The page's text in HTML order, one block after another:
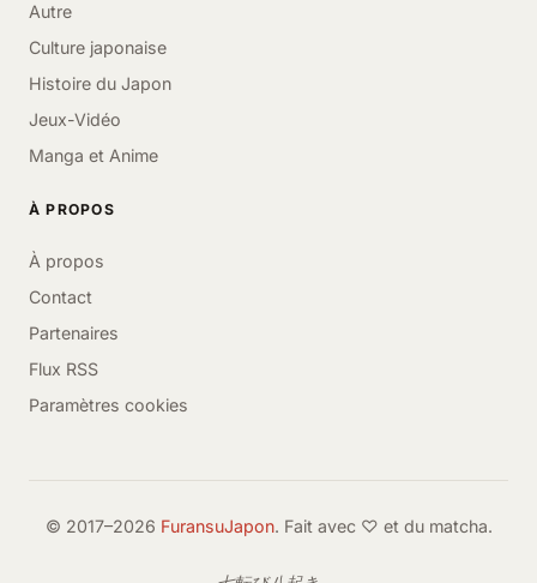
Autre
Culture japonaise
Histoire du Japon
Jeux-Vidéo
Manga et Anime
À PROPOS
À propos
Contact
Partenaires
Flux RSS
Paramètres cookies
© 2017–2026 FuransuJapon. Fait avec ♡ et du matcha.